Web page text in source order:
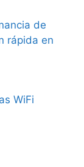
de
rápida en
WiFi